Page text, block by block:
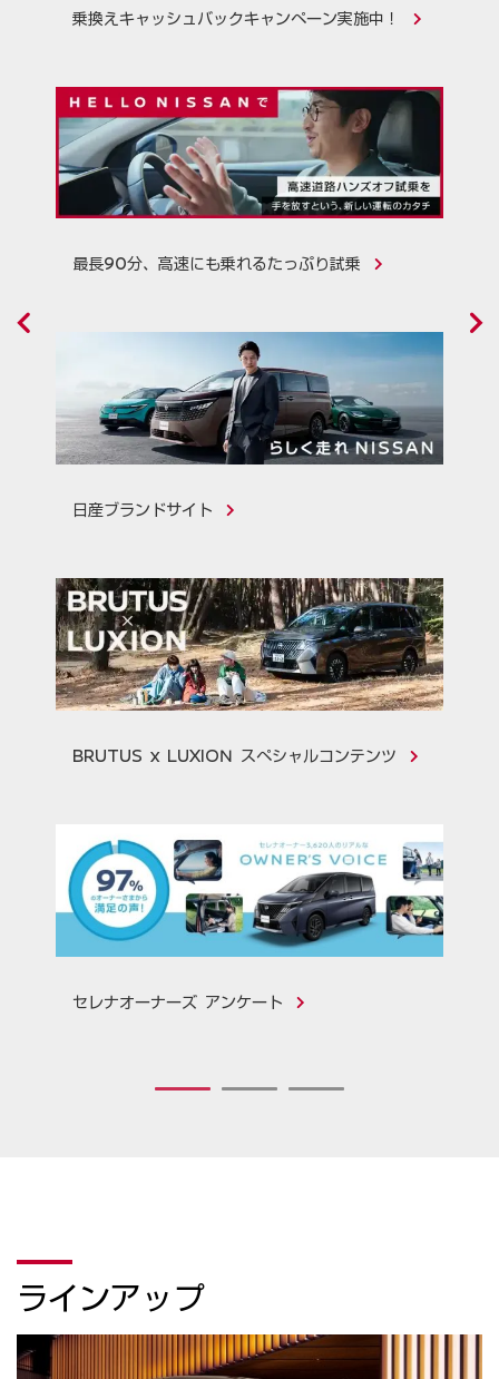
乗換えキャッシュバックキャンペーン実施中！
最長90分、高速にも乗れるたっぷり試乗
日産ブランドサイト
BRUTUS x LUXION スペシャルコンテンツ
セレナオーナーズ アンケート
1 2 3
ラインアップ